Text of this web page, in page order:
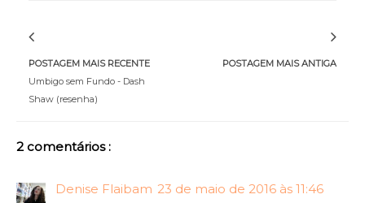
POSTAGEM MAIS RECENTE
Umbigo sem Fundo - Dash
Shaw (resenha)
POSTAGEM MAIS ANTIGA
2 comentários :
Denise Flaibam 23 de maio de 2016 às 11:46